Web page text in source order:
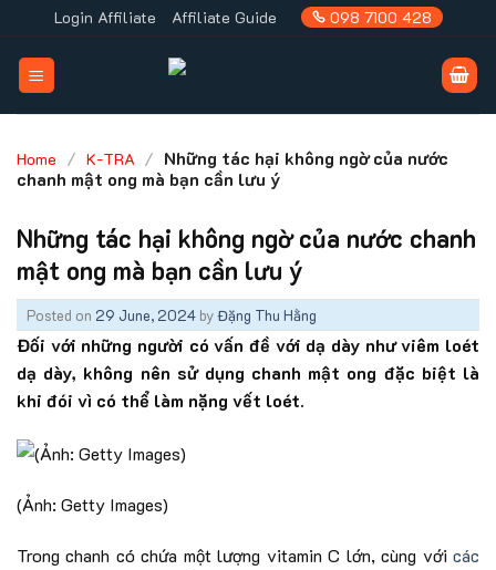
to
content
Login Affiliate Affiliate Guide 098 7100 428
Home / K-TRA / Những tác hại không ngờ của nước
chanh mật ong mà bạn cần lưu ý
Những tác hại không ngờ của nước chanh
mật ong mà bạn cần lưu ý
Posted on 29 June, 2024 byĐặng Thu Hằng
Đối với những người có vấn đề với dạ dày như viêm loét
dạ dày, không nên sử dụng chanh mật ong đặc biệt là
khi đói vì có thể làm nặng vết loét.
(Ảnh: Getty Images)
Trong chanh có chứa một lượng vitamin C lớn, cùng với các